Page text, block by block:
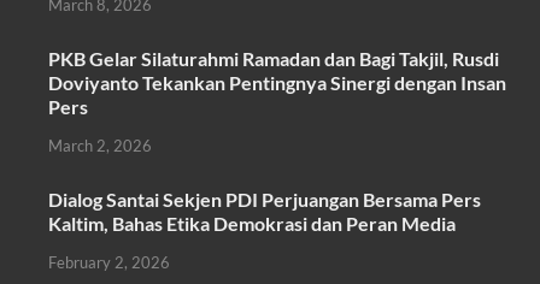
o
o
k
A
p
March 8, 2026
PKB Gelar Silaturahmi Ramadan dan Bagi Takjil, Rusdi
Doviyanto Tekankan Pentingnya Sinergi dengan Insan
Pers
March 2, 2026
Dialog Santai Sekjen PDI Perjuangan Bersama Pers
Kaltim, Bahas Etika Demokrasi dan Peran Media
February 2, 2026